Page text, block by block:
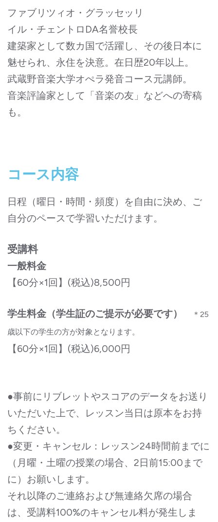
ファブリツィオ・グラッセッリ
イル・チェントロDA名誉校長
建築家として数カ国で活躍し、その後日本に
魅せられ、永住を決意。在日歴20年以上。
武蔵野音楽大学オぺラ発音コース元講師。
音楽評論家として「音楽の友」などへの寄稿
も。
コース内容
日程（曜日・時間・頻度）を自由に決め、ご
自分のペースで学習いただけます。
受講料
一般料金
【60分×1回】(税込)8,500円
学生料金（学生証のご提示が必要です）
＊25
歳以下の学生の方が対象となります。
【60分×1回】(税込)6,000円
●事前にリブレットやスコアのデータをお送り
いただいた上で、レッスン当日は原本をお持
ちください。
●変更・キャンセル：レッスン24時間前までに
（月曜・土曜の授業の場合、2日前15:00まで
に）お願いします。
それ以降のご連絡および無連絡欠席の場合
は、受講料100%のキャンセル料が発生しま